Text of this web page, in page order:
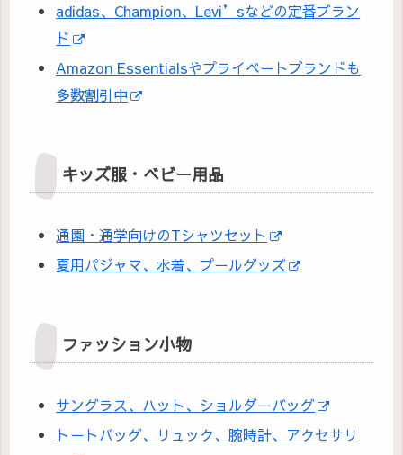
adidas、Champion、Levi’sなどの定番ブラン
ド
Amazon Essentialsやプライベートブランドも
多数割引中
キッズ服・ベビー用品
通園・通学向けのTシャツセット
夏用パジャマ、水着、プールグッズ
ファッション小物
サングラス、ハット、ショルダーバッグ
トートバッグ、リュック、腕時計、アクセサリ